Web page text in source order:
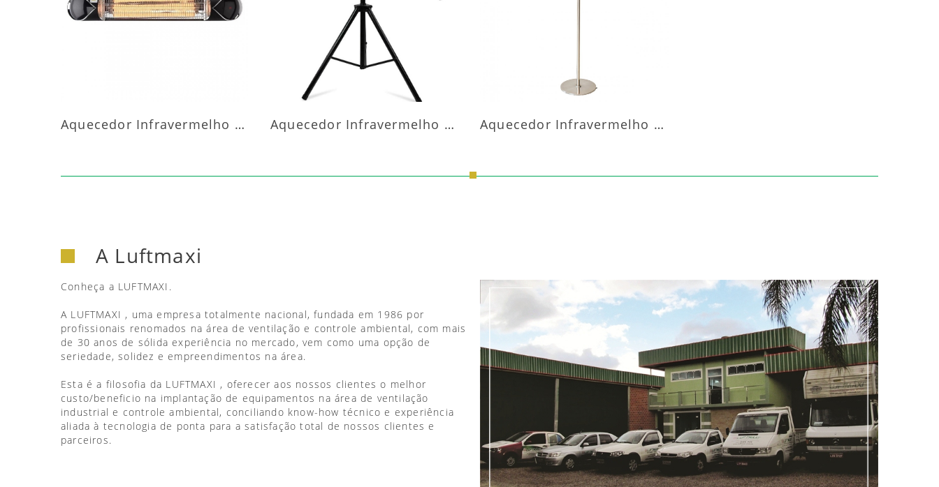
MAIS INFORMAÇÕES
Aquecedor Infravermelho Parede
MAIS INFORMAÇÕES
Aquecedor Infravermelho Pedestal Aquecedor Infravermelho Coluna
A Luftmaxi
Conheça a LUFTMAXI.
A LUFTMAXI , uma empresa totalmente nacional, fundada em 1986 por
profissionais renomados na área de ventilação e controle ambiental, com mais
de 30 anos de sólida experiência no mercado, vem como uma opção de
seriedade, solidez e empreendimentos na área.
Esta é a filosofia da LUFTMAXI , oferecer aos nossos clientes o melhor
custo/beneficio na implantação de equipamentos na área de ventilação
industrial e controle ambiental, conciliando know-how técnico e experiência
aliada à tecnologia de ponta para a satisfação total de nossos clientes e
parceiros.